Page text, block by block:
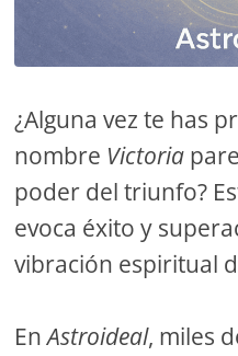
¿Alguna vez te has
nombre Victoria
poder del triunfo?
evoca éxito y
vibración espiritual
EnAstroideal, miles